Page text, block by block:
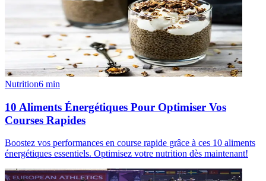
Nutrition6 min
10 Aliments Énergétiques Pour Optimiser Vos
Courses Rapides
Boostez vos performances en course rapide grâce à ces 10 aliments
énergétiques essentiels. Optimisez votre nutrition dès maintenant!